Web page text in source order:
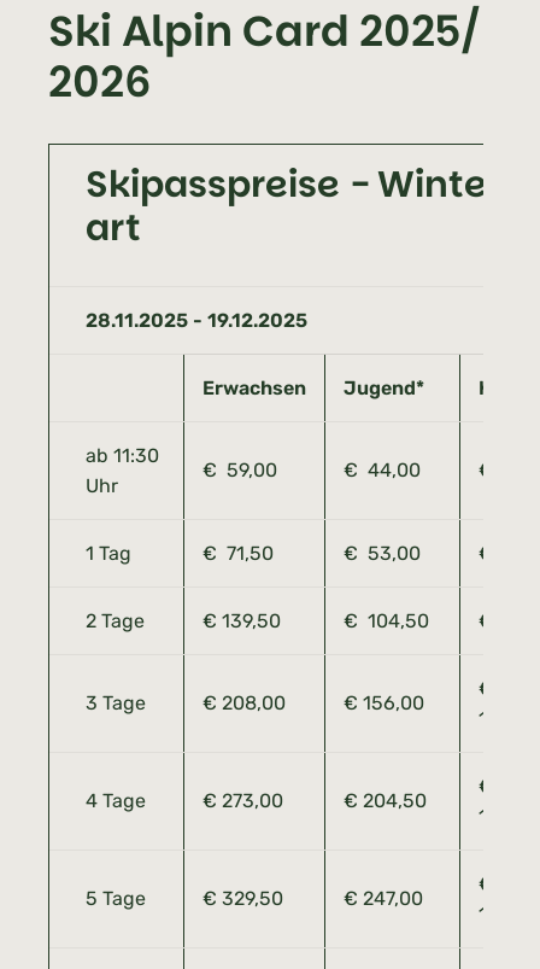
Ski Alpin Card 2025/
2026
Skipasspreise - Winterst
art
28.11.2025 - 19.12.2025
Erwachsen Jugend* Kind**
ab 11:30
Uhr
€ 59,00 € 44,00 €
1 Tag € 71,50 € 53,00 €
2 Tage € 139,50 € 104,50 €
3 Tage € 208,00 € 156,00
€
104,00
4 Tage € 273,00 € 204,50
€
136,50
5 Tage € 329,50 € 247,00
€
164,50